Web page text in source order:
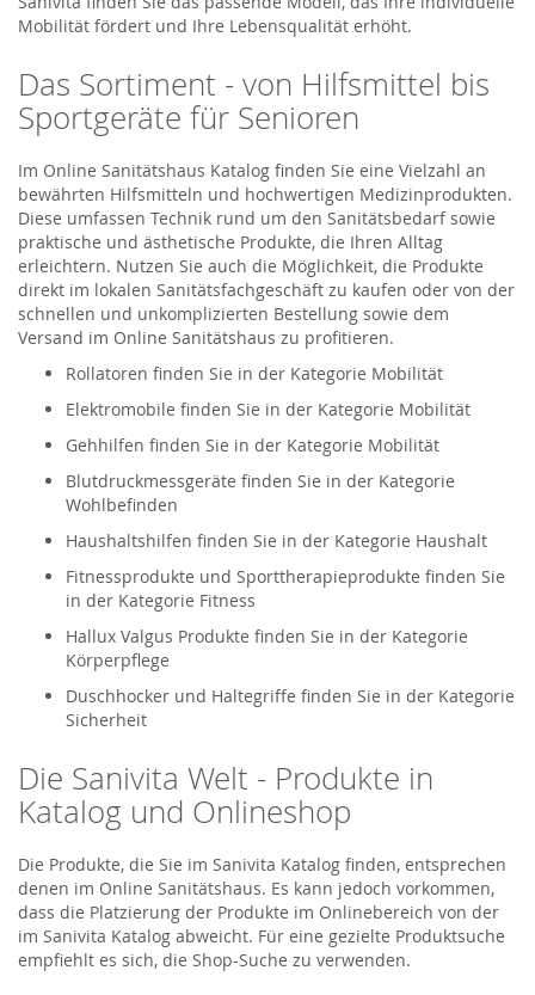
Mobilität fördert und Ihre Lebensqualität erhöht.
Das Sortiment - von Hilfsmittel bis
Sportgeräte für Senioren
Im Online Sanitätshaus Katalog finden Sie eine Vielzahl an
bewährten Hilfsmitteln und hochwertigen Medizinprodukten.
Diese umfassen Technik rund um den Sanitätsbedarf sowie
praktische und ästhetische Produkte, die Ihren Alltag
erleichtern. Nutzen Sie auch die Möglichkeit, die Produkte
direkt im lokalen Sanitätsfachgeschäft zu kaufen oder von der
schnellen und unkomplizierten Bestellung sowie dem
Versand im Online Sanitätshaus zu profitieren.
Rollatoren finden Sie in der Kategorie Mobilität
Elektromobile finden Sie in der Kategorie Mobilität
Gehhilfen finden Sie in der Kategorie Mobilität
Blutdruckmessgeräte finden Sie in der Kategorie
Wohlbefinden
Haushaltshilfen finden Sie in der Kategorie Haushalt
Fitnessprodukte und Sporttherapieprodukte finden Sie
in der Kategorie Fitness
Hallux Valgus Produkte finden Sie in der Kategorie
Körperpflege
Duschhocker und Haltegriffe finden Sie in der Kategorie
Sicherheit
Die Sanivita Welt - Produkte in
Katalog und Onlineshop
Die Produkte, die Sie im Sanivita Katalog finden, entsprechen
denen im Online Sanitätshaus. Es kann jedoch vorkommen,
dass die Platzierung der Produkte im Onlinebereich von der
im Sanivita Katalog abweicht. Für eine gezielte Produktsuche
empfiehlt es sich, die Shop-Suche zu verwenden.